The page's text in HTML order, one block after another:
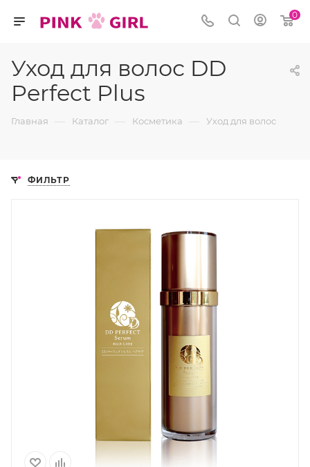
0
Уход для волос DD
Perfect Plus
Главная — Каталог — Косметика — Уход для волос
ФИЛЬТР